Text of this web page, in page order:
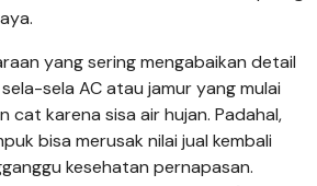
yang sering mengabaikan detail
sela AC atau jamur yang mulai
cat karena sisa air hujan. Padahal,
bisa merusak nilai jual kembali
kesehatan pernapasan.